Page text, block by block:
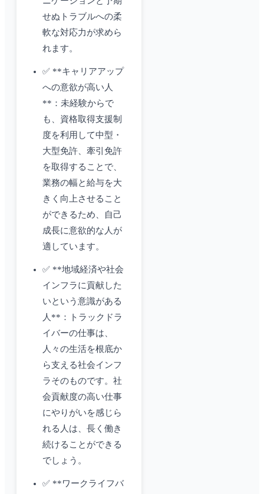
せぬトラブルへの柔
軟な対応力が求めら
れます。
✅ **キャリアアップ
への意欲が高い人
**：未経験からで
も、資格取得支援制
度を利用して中型・
大型免許、牽引免許
を取得することで、
業務の幅と給与を大
きく向上させること
ができるため、自己
成長に意欲的な人が
適しています。
✅ **地域経済や社会
インフラに貢献した
いという意識がある
人**：トラックドラ
イバーの仕事は、
人々の生活を根底か
ら支える社会インフ
ラそのものです。社
会貢献度の高い仕事
にやりがいを感じら
れる人は、長く働き
続けることができる
でしょう。
✅ **ワークライフバ